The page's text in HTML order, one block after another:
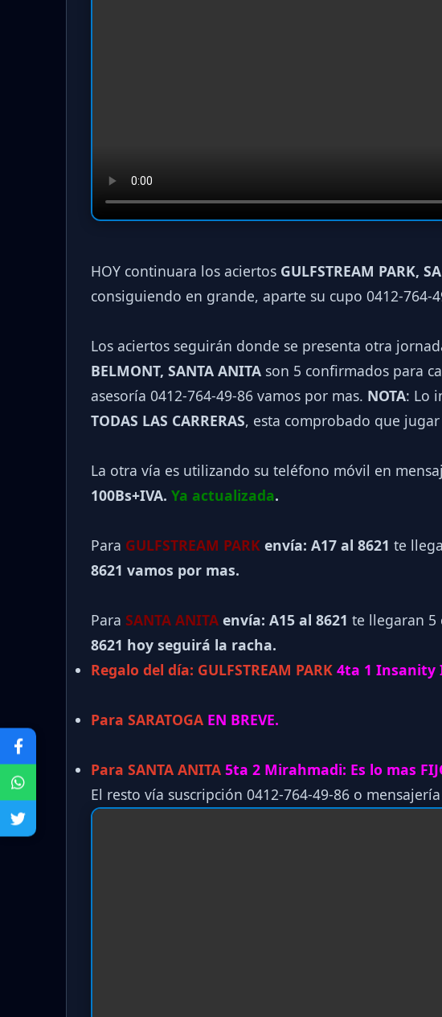
HOY continuara los aciertos GULFSTREAM PARK,
consiguiendo en grande, aparte su cupo 0412-764-
Los aciertos seguirán donde se presenta otra
BELMONT, SANTA ANITA son 5 confirmados para
asesoría 0412-764-49-86 vamos por mas. NOTA: Lo
TODAS LAS CARRERAS, esta comprobado que
La otra vía es utilizando su teléfono móvil en
100Bs+IVA. Ya actualizada.
Para GULFSTREAM PARK envía: A17 al 8621 te
8621 vamos por mas.
Para SANTA ANITA envía: A15 al 8621 te llegaran 5
8621 hoy seguirá la racha.
Regalo del día: GULFSTREAM PARK 4ta 1 Insanity
Para SARATOGA EN BREVE.
Para SANTA ANITA 5ta 2 Mirahmadi: Es lo mas
El resto vía suscripción 0412-764-49-86 o